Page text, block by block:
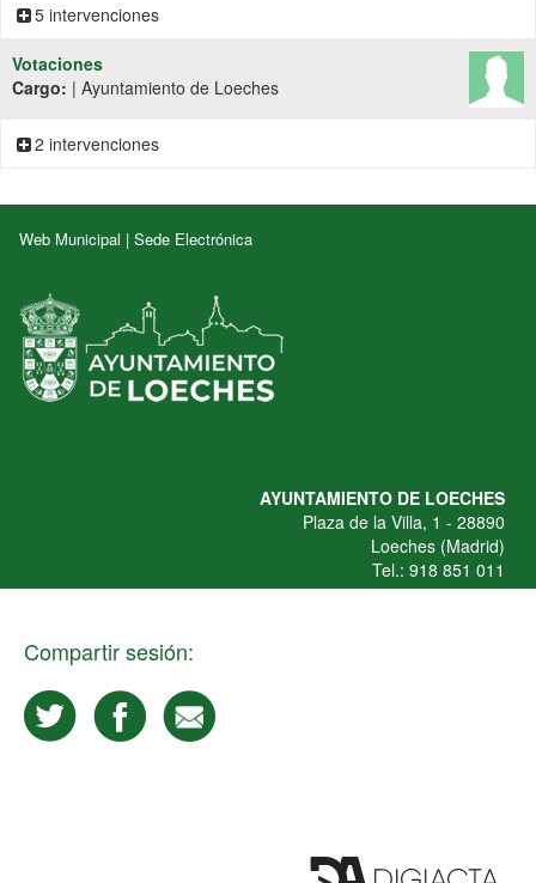
5 intervenciones
Votaciones
Cargo: | Ayuntamiento de Loeches
2 intervenciones
Web Municipal | Sede Electrónica
AYUNTAMIENTO DE LOECHES
Plaza de la Villa, 1 - 28890
Loeches (Madrid)
Tel.: 918 851 011
Compartir sesión: